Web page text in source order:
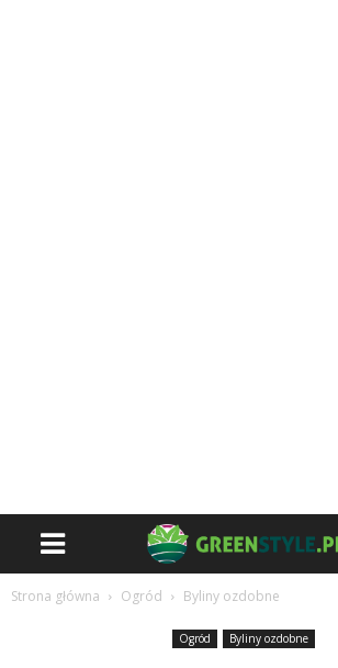
Strona główna Ogród Byliny ozdobne
Ogród Byliny ozdobne